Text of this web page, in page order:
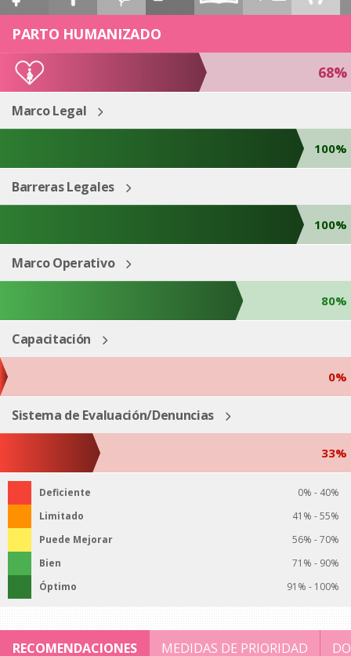
ESP ENG
PARTO HUMANIZADO
68%
Marco Legal
100%
Barreras Legales
100%
Marco Operativo
80%
Capacitación
0%
Sistema de Evaluación/Denuncias
33%
Deficiente
0% - 40%
Limitado
41% - 55%
Puede Mejorar
56% - 70%
Bien
71% - 90%
Óptimo
91% - 100%
RECOMENDACIONES MEDIDAS DE PRIORIDAD